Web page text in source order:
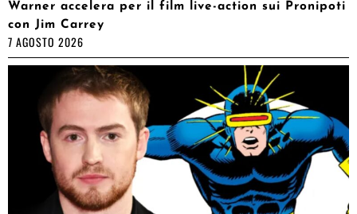
Warner accelera per il film live-action sui Pronipoti
con Jim Carrey
7 AGOSTO 2026